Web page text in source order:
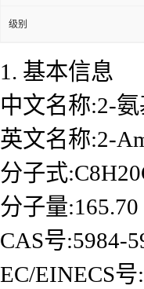
级别
1. 基本信息
中文名称:2-
英文名称:2-
分子式
分子量:165.70
CAS号:5984-
EC/EINECS